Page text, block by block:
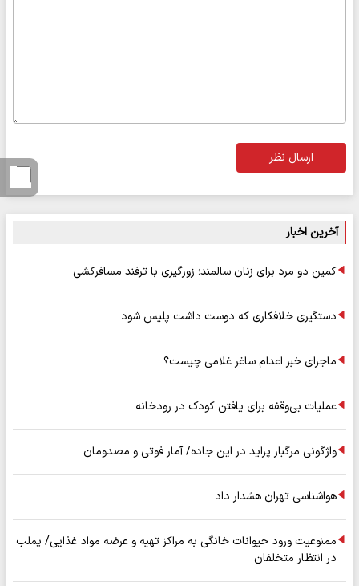
ارسال نظر
آخرین اخبار
کمین دو مرد برای زنان سالمند؛ زورگیری با ترفند مسافرکشی
دستگیری خلافکاری که دوست داشت پلیس شود
ماجرای خبر اعدام ساغر غلامی چیست؟
عملیات بی‌وقفه برای یافتن کودک در رودخانه
واژگونی مرگبار پراید در این جاده/ آمار فوتی و مصدومان
هواشناسی تهران هشدار داد
ممنوعیت ورود حیوانات خانگی به مراکز تهیه و عرضه مواد غذایی/ پملب
در انتظار متخلفان